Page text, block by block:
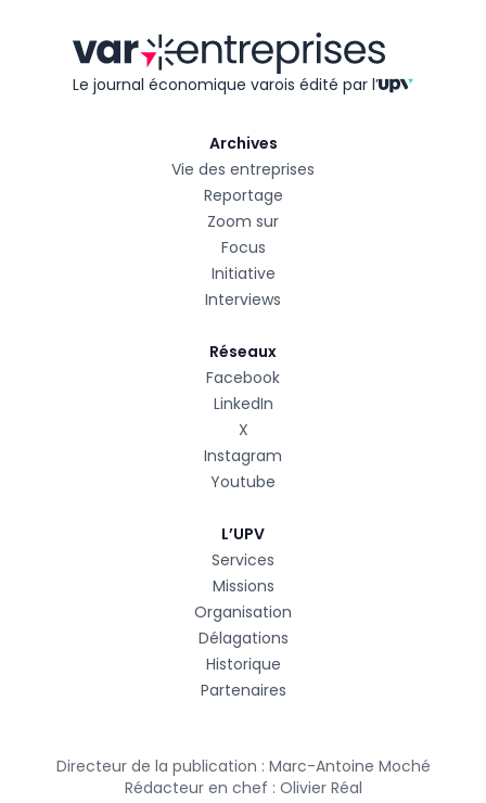
Le journal économique varois édité par l’
Archives
Vie des entreprises
Reportage
Zoom sur
Focus
Initiative
Interviews
Réseaux
Facebook
LinkedIn
X
Instagram
Youtube
L’UPV
Services
Missions
Organisation
Délagations
Historique
Partenaires
Directeur de la publication : Marc-Antoine Moché
Rédacteur en chef : Olivier Réal